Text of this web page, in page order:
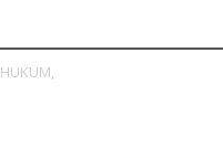
HUKUM,